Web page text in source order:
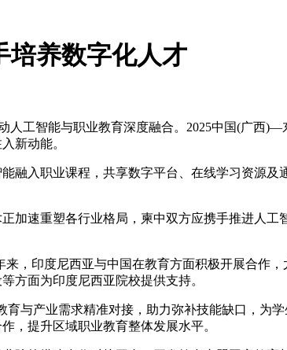
培养数字化人才
工智能与职业教育深度融合。2025中国(广西)—
新动能。
入职业课程，共享数字平台、在线学习资源及
速重塑各行业格局，柬中双方应携手推进人工
印度尼西亚与中国在教育方面积极开展合作，
方面为印度尼西亚院校提供支持。
产业需求精准对接，助力弥补技能缺口，为学
，提升区域职业教育整体发展水平。